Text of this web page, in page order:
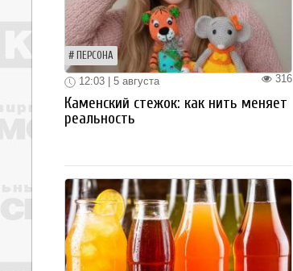
ПЕРСОНА
316
12:03 | 5 августа
Каменский стежок: как нить меняет
реальность